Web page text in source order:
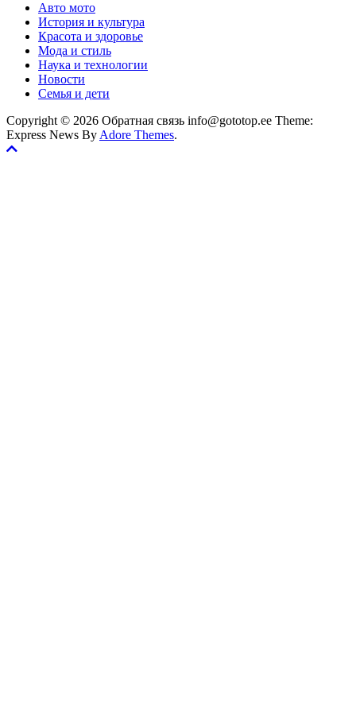
Авто мото
История и культура
Красота и здоровье
Мода и стиль
Наука и технологии
Новости
Семья и дети
Copyright © 2026 Обратная связь info@gototop.ee Theme:
Express News By Adore Themes.